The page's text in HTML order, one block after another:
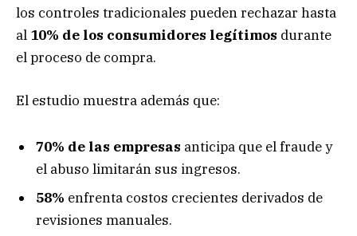
los controles tradicionales pueden rechazar hasta
al 10% de los consumidores legítimos durante
el proceso de compra.
El estudio muestra además que:
70% de las empresas anticipa que el fraude y
el abuso limitarán sus ingresos.
58% enfrenta costos crecientes derivados de
revisiones manuales.